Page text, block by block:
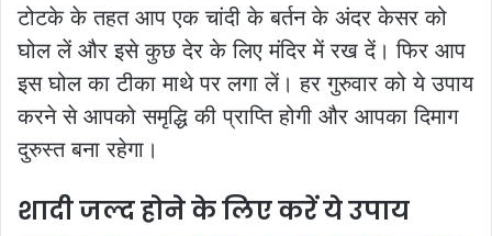
टोटके के तहत आप एक चांदी के बर्तन के अंदर केसर को
घोल लें और इसे कुछ देर के लिए मंदिर में रख दें। फिर आप
इस घोल का टीका माथे पर लगा लें। हर गुरुवार को ये उपाय
करने से आपको समृद्धि की प्राप्ति होगी और आपका दिमाग
दुरुस्त बना रहेगा।
शादी जल्द होने के लिए करें ये उपाय